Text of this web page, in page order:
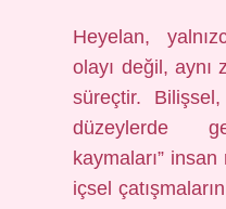
Heyelan,
olayı değil, aynı
süreçtir.
düzeylerde
kaymaları” insan
içsel